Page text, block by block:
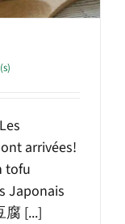
arrivées!
tofu
Japonais
[...]